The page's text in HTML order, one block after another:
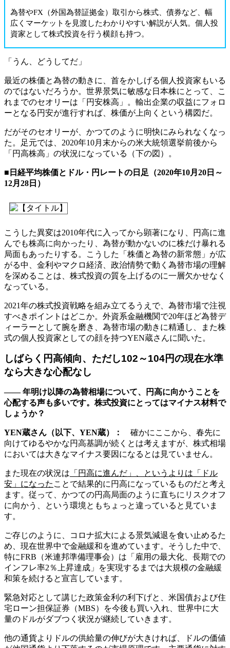
為替やFX（外国為替証拠金）取引から株式、債券など、幅
広くマーケットを見渡したわかりやすい解説が人気。個人投
資家として株式投資を行う横顔も持つ。
「うん、どうしてだ」
最近の株価と為替の動きに、首をかしげる個人投資家もいる
のではないだろうか。世界景気に敏感な日本株にとって、こ
れまでのセオリーは「円安株高」。輸出企業の収益にフォロ
ーとなる円安が進行すれば、株価が上向くという構図だ。
だがそのセオリーが、かつてのように明快にみられなくなっ
た。足元では、2020年10月末からの米大統領選挙前後から
「円高株高」の状況になっている（下の図）。
■日経平均株価とドル・円レートの日足（2020年10月20日～
12月28日）
こうした異変は2010年代に入ってから顕著になり、円高に進
んでも株高に向かったり、為替が動かないのに株だけ暴れる
局面もあったりする。こうした「株価と為替の新常態」が広
がる中、金利やマクロ経済、政治情勢で動く為替市場の理解
を深めることは、株式投資の質を上げるのに一層欠かせなく
なっている。
2021年の株式投資戦略を組み立てるうえで、為替市場で注視
すべきポイントはどこか。外資系金融機関で20年ほど為替デ
ィーラーとして腕を磨き、為替市場の動きに精通し、また株
式の個人投資家としての顔を持つYEN蔵さんに聞いた。
しばらく円高傾向、ただし102～104円の現在水準
なら大きな心配なし
―― 年明け以降の為替相場について、円高に向かうことを
心配する声も多いです。株式投資にとってはマイナス材料で
しょうか？
YEN蔵さん（以下、YEN蔵）：
確かにここから、春先に
向けてゆるやかな円高基調が続くとは考えますが、株式相場
においては大きなマイナス要因になるとは見ていません。
また現在の状況は 「円高に進んだ」、というよりは「ドル
安」になった ことで結果的に円高になっているものだと考え
ます。従って、かつての円高局面のように直ちにリスクオフ
に向かう、という環境ともちょっと違っていると見ていま
す。
ご存じのように、コロナ拡大による景気減退を食い止めるた
め、現在世界中で金融緩和を進めています。そうした中で、
特にFRB（米連邦準備理事会）は「雇用の最大化、長期での
インフレ率2％上昇達成」を実現するまでは大規模の金融緩
和策を続けると宣言しています。
緊急対応として講じた政策金利の利下げと、米国債および住
宅ローン担保証券（MBS）を今後も買い入れ、世界中に大
量のドルがダブつく状況が継続していきます。
他の通貨よりドルの供給量の伸びが大きければ、ドルの価値